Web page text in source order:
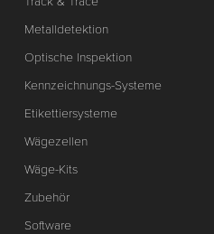
Metalldetektion
Optische Inspektion
Kennzeichnungs-Systeme
Etikettiersysteme
Wägezellen
Wäge-Kits
Zubehör
Software